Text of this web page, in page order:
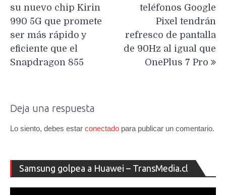
entradas
su nuevo chip Kirin
990 5G que promete
ser más rápido y
eficiente que el
Snapdragon 855
teléfonos Google
Pixel tendrán
refresco de pantalla
de 90Hz al igual que
OnePlus 7 Pro
Deja una respuesta
Lo siento, debes estar conectado para publicar un comentario.
Samsung golpea a Huawei – TransMedia.cl
de